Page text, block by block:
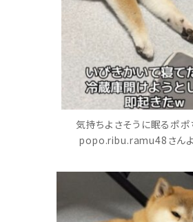
気持ちよさそうに眠るポポ
popo.ribu.ramu48さんよ